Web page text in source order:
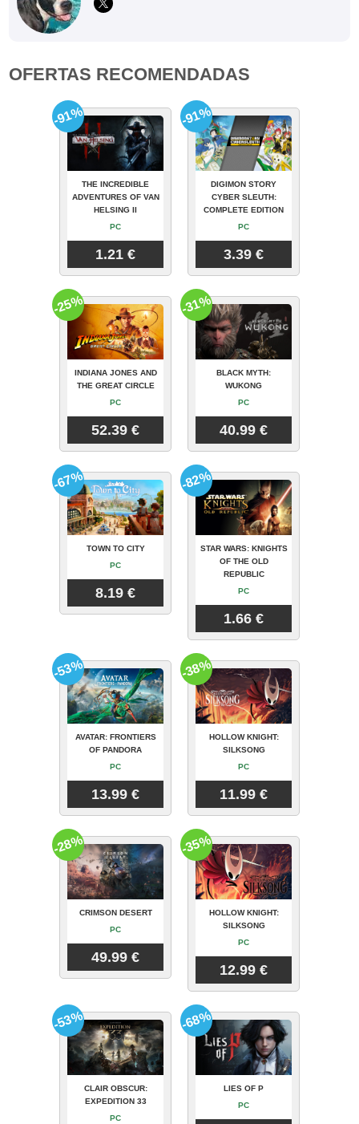
OFERTAS RECOMENDADAS
THE INCREDIBLE
ADVENTURES OF VAN
HELSING II
PC
1.21 €
-91%
DIGIMON STORY
CYBER SLEUTH:
COMPLETE EDITION
PC
3.39 €
-91%
INDIANA JONES AND
THE GREAT CIRCLE
PC
52.39 €
-25%
BLACK MYTH:
WUKONG
PC
40.99 €
-31%
TOWN TO CITY
PC
8.19 €
-67%
STAR WARS: KNIGHTS
OF THE OLD
REPUBLIC
PC
1.66 €
-82%
AVATAR: FRONTIERS
OF PANDORA
PC
13.99 €
-53%
HOLLOW KNIGHT:
SILKSONG
PC
11.99 €
-38%
CRIMSON DESERT
PC
49.99 €
-28%
HOLLOW KNIGHT:
SILKSONG
PC
12.99 €
-35%
CLAIR OBSCUR:
EXPEDITION 33
PC
-53%
LIES OF P
PC
-68%